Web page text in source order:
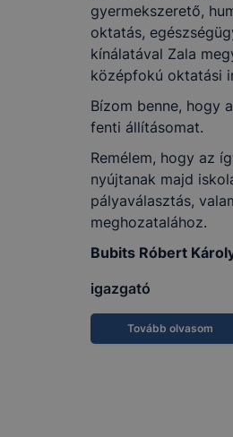
gyermekszerető,
oktatás,
kínálatával Zala
középfokú oktatási
Bízom benne, hogy
fenti állításomat.
Remélem, hogy az
nyújtanak majd
pályaválasztás,
meghozatalához.
Bubits Róbert
igazgató
Tovább olvasom